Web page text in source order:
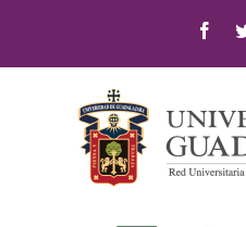
content